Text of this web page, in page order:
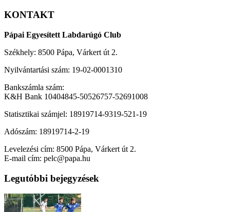
KONTAKT
Pápai Egyesített Labdarúgó Club
Székhely: 8500 Pápa, Várkert út 2.
Nyilvántartási szám: 19-02-0001310
Bankszámla szám:
K&H Bank 10404845-50526757-52691008
Statisztikai számjel: 18919714-9319-521-19
Adószám: 18919714-2-19
Levelezési cím: 8500 Pápa, Várkert út 2.
E-mail cím: pelc@papa.hu
Legutóbbi bejegyzések